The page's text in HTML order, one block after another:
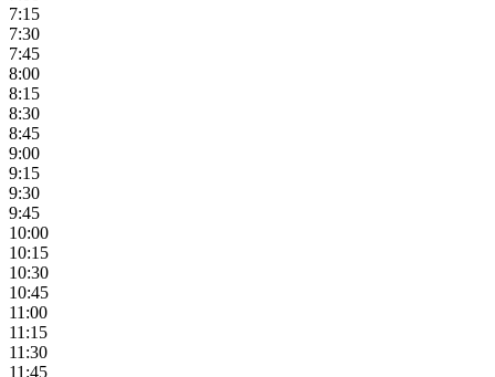
7:15
7:30
7:45
8:00
8:15
8:30
8:45
9:00
9:15
9:30
9:45
10:00
10:15
10:30
10:45
11:00
11:15
11:30
11:45